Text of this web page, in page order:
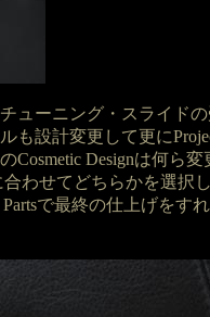
ューニング・スライド
も設計変更して更に
Cosmetic Designは何ら
わせてどちらかを選択
で最終の仕上げをす